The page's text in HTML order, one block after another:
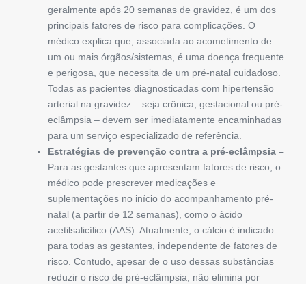
geralmente após 20 semanas de gravidez, é um dos
principais fatores de risco para complicações. O
médico explica que, associada ao acometimento de
um ou mais órgãos/sistemas, é uma doença frequente
e perigosa, que necessita de um pré-natal cuidadoso.
Todas as pacientes diagnosticadas com hipertensão
arterial na gravidez – seja crônica, gestacional ou pré-
eclâmpsia – devem ser imediatamente encaminhadas
para um serviço especializado de referência.
Estratégias de prevenção contra a pré-eclâmpsia –
Para as gestantes que apresentam fatores de risco, o
médico pode prescrever medicações e
suplementações no início do acompanhamento pré-
natal (a partir de 12 semanas), como o ácido
acetilsalicílico (AAS). Atualmente, o cálcio é indicado
para todas as gestantes, independente de fatores de
risco. Contudo, apesar de o uso dessas substâncias
reduzir o risco de pré-eclâmpsia, não elimina por